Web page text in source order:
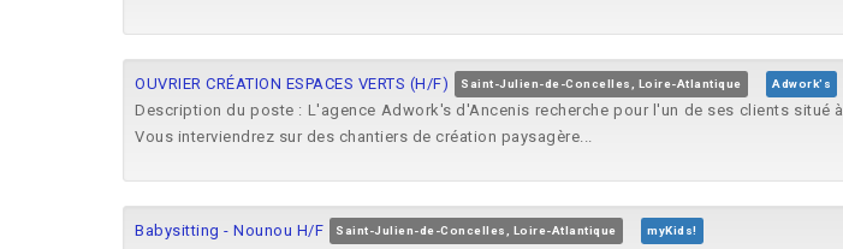
OUVRIER CRÉATION ESPACES VERTS (H/F) Saint-Julien-de-Concelles, Loire-Atlantique Adwork's
Description du poste : L'agence Adwork's d'Ancenis recherche pour l'un de ses clients situé à
Vous interviendrez sur des chantiers de création paysagère...
Babysitting - Nounou H/F Saint-Julien-de-Concelles, Loire-Atlantique myKids!